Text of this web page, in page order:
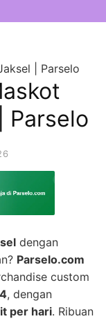
| Parselo
Parselo
dengan
Parselo.com
custom
, dengan
per hari. Ribuan